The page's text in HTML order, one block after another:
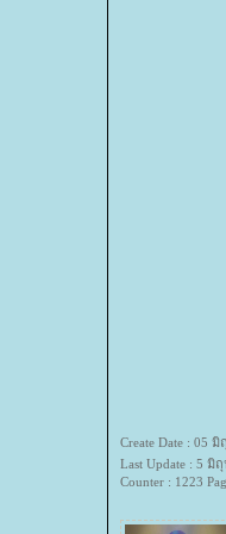
Create Date : 05
Last Update : 5 มิ
Counter : 1223